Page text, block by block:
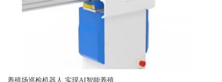
养殖场巡检机器人 实现AI智能养殖